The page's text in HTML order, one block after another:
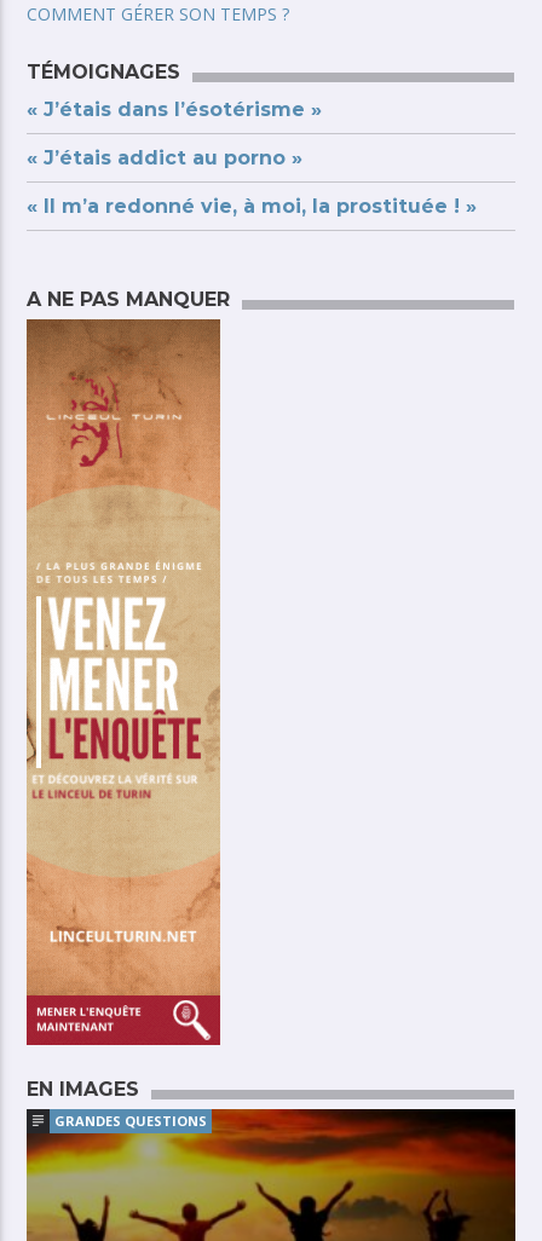
COMMENT GÉRER SON TEMPS ?
TÉMOIGNAGES
« J’étais dans l’ésotérisme »
« J’étais addict au porno »
« Il m’a redonné vie, à moi, la prostituée ! »
A NE PAS MANQUER
EN IMAGES
GRANDES QUESTIONS